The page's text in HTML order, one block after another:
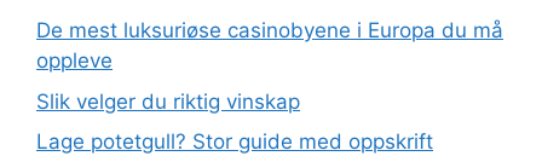
De mest luksuriøse casinobyene i Europa du må
oppleve
Slik velger du riktig vinskap
Lage potetgull? Stor guide med oppskrift